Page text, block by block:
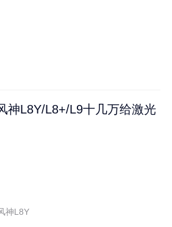
神L8Y/L8+/L9十几万给激光
神L8Y